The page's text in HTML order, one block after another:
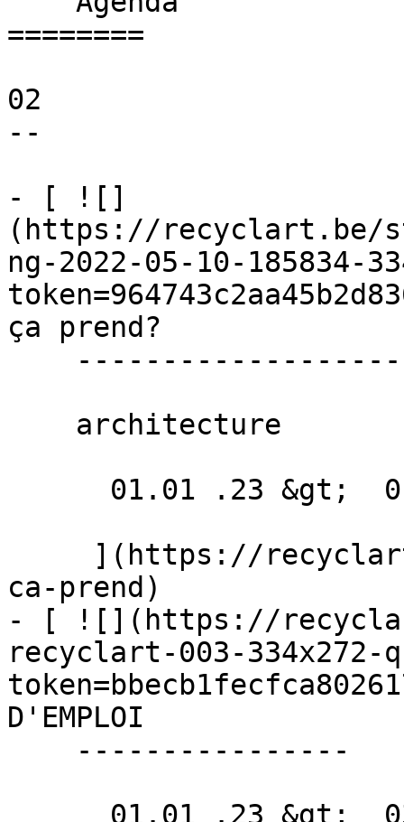
========
02
--
- [ ![]
(https://recyclart.be/
ng-2022-05-10-185834-
ça prend?
ca-prend)
- [ ![](https://
recyclart-003-334x272-
D'EMPLOI